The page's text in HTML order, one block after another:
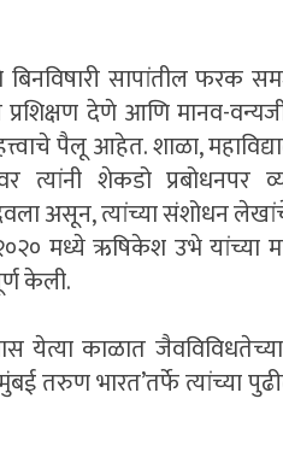
सापांतील फरक
देणे आणि मानव-
पैलू आहेत. शाळा,
त्यांनी शेकडो प्रबोधनपर
असून, त्यांच्या संशोधन लेखांचे
मध्ये ऋषिकेश उभे यांच्या
केली.
येत्या काळात
तरुण भारत’तर्फे त्यांच्या